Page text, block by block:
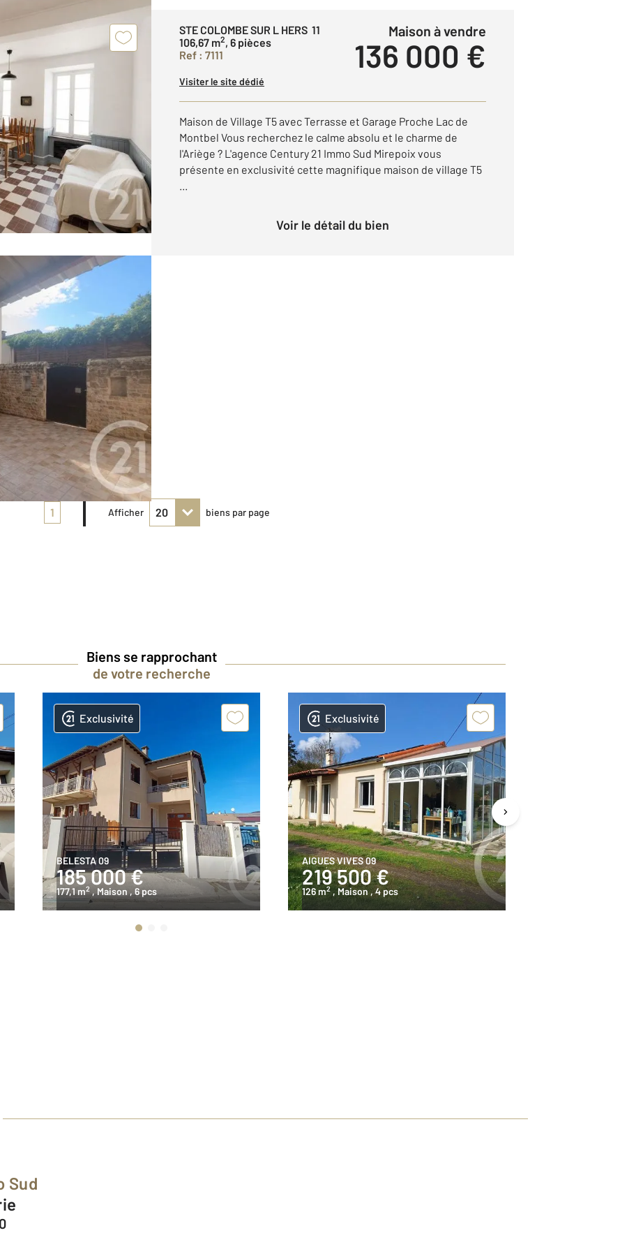
STE COLOMBE SUR L HERS 11
106,67 m2, 6 pièces
Ref : 7111
Maison à vendre
136 000 €
Visiter le site dédié
Maison de Village T5 avec Terrasse et Garage Proche Lac de
Montbel Vous recherchez le calme absolu et le charme de
l'Ariège ? L'agence Century 21 Immo Sud Mirepoix vous
présente en exclusivité cette magnifique maison de village T5
...
Voir le détail du bien
1 Afficher biens par page
Biens se rapprochant
de votre recherche
Exclusivité
BELESTA 09
185 000 €
177,1 m2 , Maison , 6 pcs
Exclusivité
AIGUES VIVES 09
219 500 €
126 m2 , Maison, 4 pcs
Sud